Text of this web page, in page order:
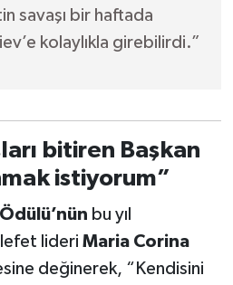
savaşı bir haftada
kolaylıkla girebilirdi.”
bitiren Başkan
istiyorum”
bu yıl
lideri Maria Corina
değinerek, “Kendisini